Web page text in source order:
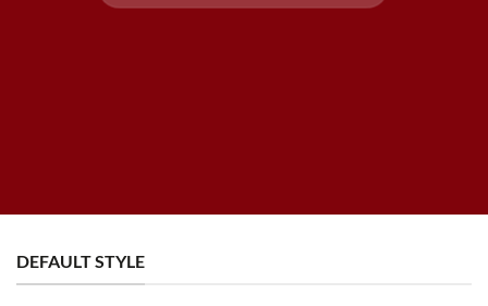
DEFAULT STYLE